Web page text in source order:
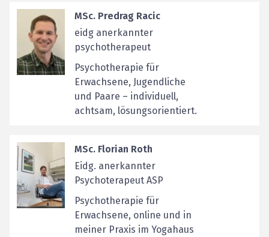
MSc. Predrag Racic
eidg anerkannter
psychotherapeut
Psychotherapie für
Erwachsene, Jugendliche
und Paare – individuell,
achtsam, lösungsorientiert.
MSc. Florian Roth
Eidg. anerkannter
Psychoterapeut ASP
Psychotherapie für
Erwachsene, online und in
meiner Praxis im Yogahaus